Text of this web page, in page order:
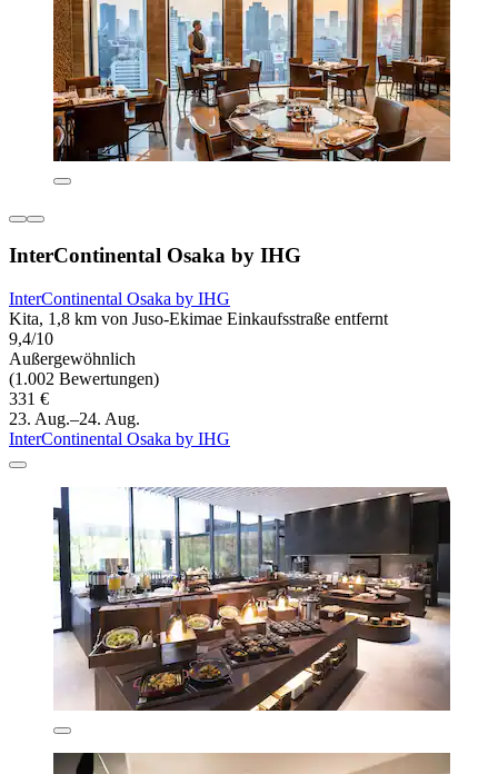
InterContinental Osaka by IHG
InterContinental Osaka by IHG
Kita, 1,8 km von Juso-Ekimae Einkaufsstraße entfernt
9,4/10
Außergewöhnlich
(1.002 Bewertungen)
331 €
23. Aug.–24. Aug.
InterContinental Osaka by IHG